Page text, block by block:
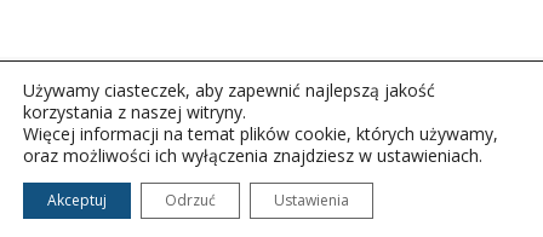
Copyright © 2026Polskie Radio Rzeszów S.A. w likwidacj.
Wszelkie prawa zastrzeżone.
Używamy ciasteczek, aby zapewnić najlepszą jakość
korzystania z naszej witryny.
Więcej informacji na temat plików cookie, których używamy,
oraz możliwości ich wyłączenia znajdziesz w ustawieniach.
Akceptuj Odrzuć Ustawienia